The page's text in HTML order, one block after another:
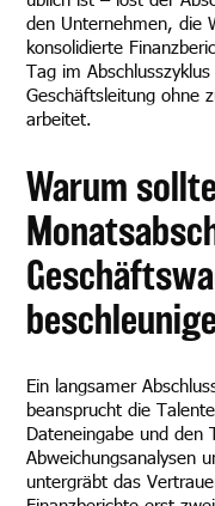
den Unternehmen, die
konsolidierte
Tag im
Geschäftsleitung ohne
arbeitet.
Warum
Ein langsamer
beansprucht die
Dateneingabe und den
Abweichungsanalysen
untergräbt das